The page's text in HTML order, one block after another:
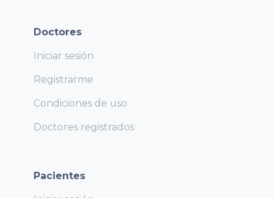
Doctores
Iniciar sesión
Registrarme
Condiciones de uso
Doctores registrados
Pacientes